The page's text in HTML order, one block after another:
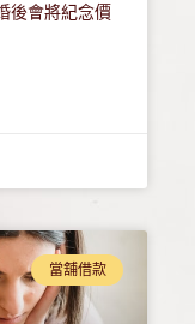
後會將紀念價
當舖借款